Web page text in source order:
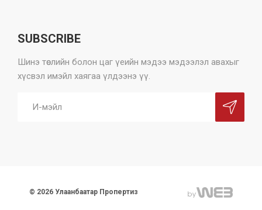
SUBSCRIBE
Шинэ төслийн болон цаг үеийн мэдээ мэдээлэл авахыг
хүсвэл имэйл хаягаа үлдээнэ үү.
© 2026 Улаанбаатар Пропертиз